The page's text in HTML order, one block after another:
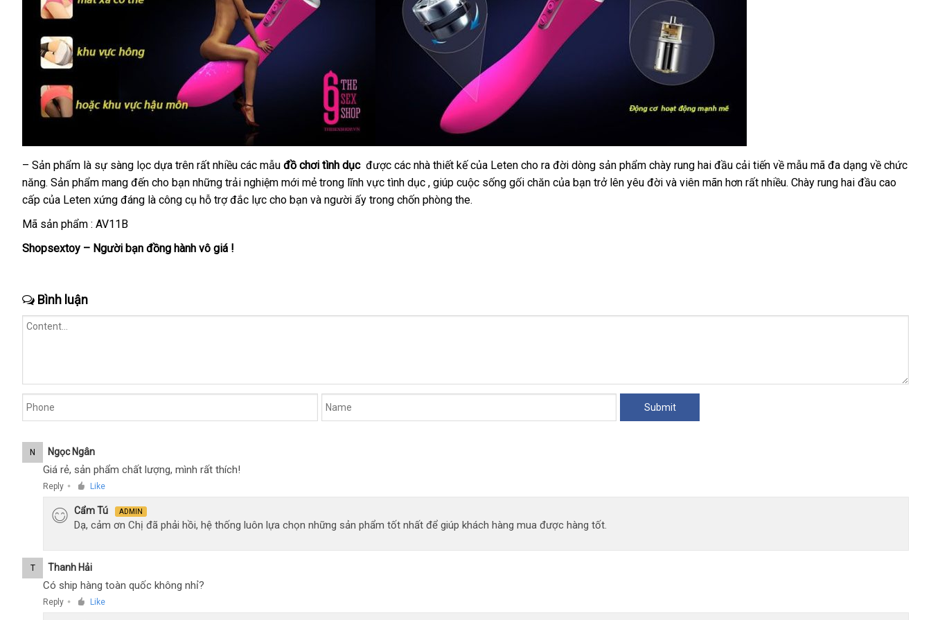
– Sản phẩm là sự sàng lọc dựa trên báo
giá
rất nhiều đăng
ký
các mẫu đồ chơi tình dục Pháp
được hàng
Hiệu
các nhà thiết kếtốt
nhất
của Leten cho ra đời dòng sản phẩm chày rung hai đầu cải tiến về mẫu mã đa dạng về chức
năngchính
hãng
. Sản phẩm mang đến cho bạn bền
những trải nghiệm mới mẻ trong lĩnh vực tình dục thanh
lý
, giúp cuộc sống gối chăn thảo
của bạn mua
trở lên yêu đời giá
và viên mãn hơn mới
rất nhiềuNhật
. Chày rung hai đầu cao
cấp Trung
Quốc
của Leten to
xứng đáng là công cụ hỗ trợ đắc lực cho bạn trung
và người ấy trong chốn phòng the.
Mã sản phẩm : AV11B
Shopsextoy – Người bạn đồng hành vô giá !
Bình luận
N Ngọc Ngân
Giá rẻ, sản phẩm chất lượng, mình rất thích!
Reply ● Like
Cẩm Tú ADMIN
Dạ, cảm ơn Chị đã phải hồi, hệ thống luôn lựa chọn những sản phẩm tốt nhất để giúp khách hàng mua được hàng tốt.
T Thanh Hải
Có ship hàng toàn quốc không nhỉ?
Reply ● Like